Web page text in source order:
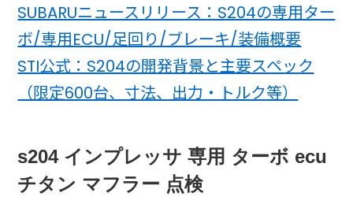
SUBARUニュースリリース：S204の専用ター
ボ/専用ECU/足回り/ブレーキ/装備概要
STI公式：S204の開発背景と主要スペック
（限定600台、寸法、出力・トルク等）
s204 インプレッサ 専用 ターボ ecu
チタン マフラー 点検